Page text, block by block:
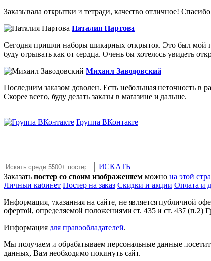
Заказывала открытки и тетради, качество отличное!
Наталия Нартова
Сегодня пришли наборы шикарных открыток. Это был мой
буду отрывать как от сердца. Очень бы хотелось увидеть
Михаил Заводовский
Последним заказом доволен. Есть небольшая неточность в
Скорее всего, буду делать заказы в магазине и дальше.
Группа ВКонтакте
ИСКАТЬ
Заказать постер со своим изображением можно на этой
Личный кабинет Постер на заказ Скидки и акции Оплата и
Информация, указанная на сайте, не является публичной
офертой, определяемой положениями ст. 435 и ст. 437 (п.2)
Информация для правообладателей.
Мы получаем и обрабатываем персональные данные
данных, Вам необходимо покинуть сайт.